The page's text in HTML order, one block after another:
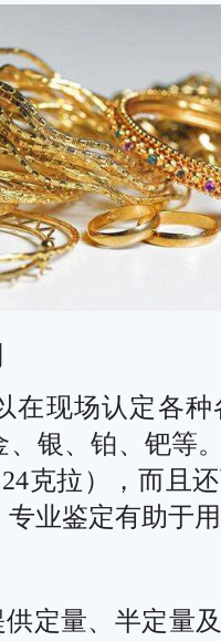
在现场认定各
银、铂、钯等
克拉），而且
业鉴定有助于
定量、半定量